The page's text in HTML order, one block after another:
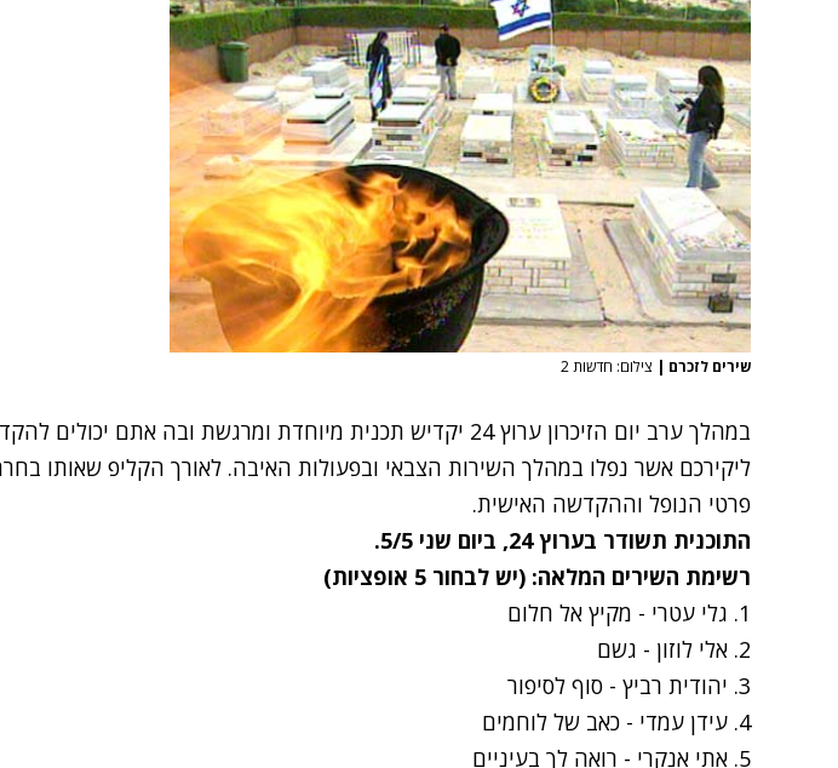
שירים לזכרם | צילום: חדשות 2
במהלך ערב יום הזיכרון ערוץ 24 יקדיש תכנית מיוחדת ומרגשת ובה אתם
ליקירכם אשר נפלו במהלך השירות הצבאי ובפעולות האיבה. לאורך הקליפ שאותו
פרטי הנופל וההקדשה האישית.
התוכנית תשודר בערוץ 24, ביום שני 5/5.
רשימת השירים המלאה: (יש לבחור 5 אופציות)
1. גלי עטרי -
מקיץ אל חלום
2. אלי לוזון -
גשם
3. יהודית רביץ -
סוף לסיפור
4. עידן עמדי -
כאב של לוחמים
5. אתי אנקרי -
רואה לך בעיניים